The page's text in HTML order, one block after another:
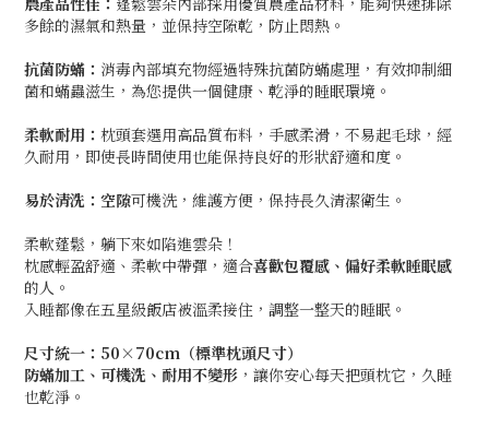
多餘的濕氣和熱量，並保持空隙乾，防止悶熱。
抗菌防蟎： 消毒內部填充物經過特殊抗菌防蟎處理，有效抑制細
菌和蟎蟲滋生，為您提供一個健康、乾淨的睡眠環境。
柔軟耐用： 枕頭套選用高品質布料，手感柔滑，不易起毛球，經
久耐用，即使長時間使用也能保持良好的形狀舒適和度。
易於清洗：空隙可機洗，維護方便，保持長久清潔衛生。
柔軟蓬鬆，躺下來如陷進雲朵！
枕感輕盈舒適、柔軟中帶彈，適合喜歡包覆感、偏好柔軟睡眠感
的人。
入睡都像在五星級飯店被溫柔接住，調整一整天的睡眠。
尺寸統一：50×70cm（標準枕頭尺寸）
防蟎加工、可機洗、耐用不變形 ，讓你安心每天把頭枕它，久睡
也乾淨。